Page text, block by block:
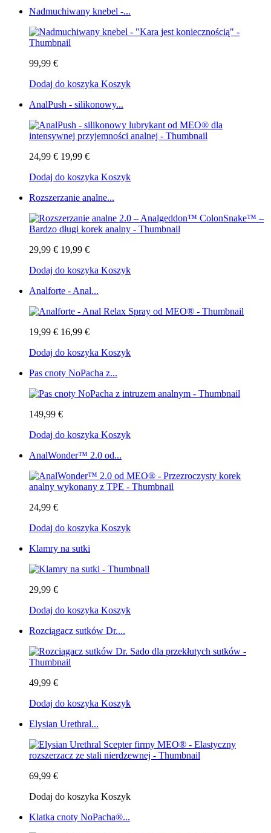
Nadmuchiwany knebel -...
99,99 €
Dodaj do koszyka Koszyk
AnalPush - silikonowy...
24,99 € 19,99 €
Dodaj do koszyka Koszyk
Rozszerzanie analne...
29,99 € 19,99 €
Dodaj do koszyka Koszyk
Analforte - Anal...
19,99 € 16,99 €
Dodaj do koszyka Koszyk
Pas cnoty NoPacha z...
149,99 €
Dodaj do koszyka Koszyk
AnalWonder™ 2.0 od...
24,99 €
Dodaj do koszyka Koszyk
Klamry na sutki
29,99 €
Dodaj do koszyka Koszyk
Rozciągacz sutków Dr....
49,99 €
Dodaj do koszyka Koszyk
Elysian Urethral...
69,99 €
Dodaj do koszyka Koszyk
Klatka cnoty NoPacha®...